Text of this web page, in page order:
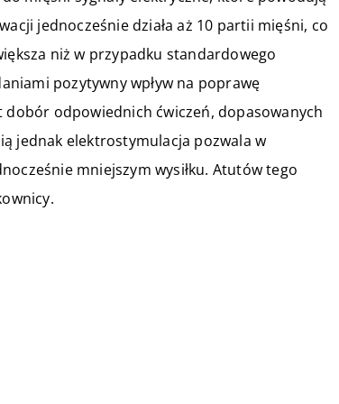
jednocześnie działa aż 10 partii mięśni, co
niż w przypadku standardowego
pozytywny wpływ na poprawę
dobór odpowiednich ćwiczeń, dopasowanych
jednak elektrostymulacja pozwala w
mniejszym wysiłku. Atutów tego